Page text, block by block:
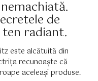
de
radiant.
este alcătuită din
recunoaște că
aceleași produse.